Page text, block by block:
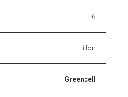
6
Li-Ion
Greencell